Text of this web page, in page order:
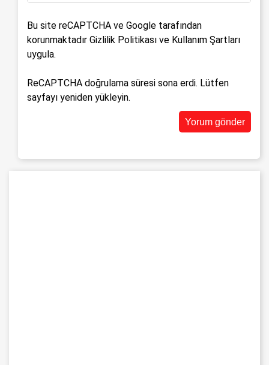
Bu site reCAPTCHA ve Google tarafından
korunmaktadır Gizlilik Politikası ve Kullanım Şartları
uygula.
ReCAPTCHA doğrulama süresi sona erdi. Lütfen
sayfayı yeniden yükleyin.